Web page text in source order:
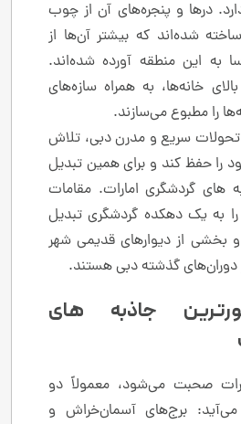
درها و پنجره‌های آن از چوب
شده‌اند که بیشتر آن‌ها از
به این منطقه آورده شده‌اند.
بالای خانه‌ها، به همراه سازه‌های
را مطبوع می‌سازند.
سریع و مدرن دبی، تلاش
را حفظ کند و برای همین تبدیل
های گردشگری امارات. مقامات
به یک دهکده گردشگری تبدیل
بخشی از دیوارهای قدیمی شهر
دوران‌های گذشته دبی هستند.
جاذبه های
صحبت می‌شود، معمولاً دو
برج‌های آسمان‌خراش و